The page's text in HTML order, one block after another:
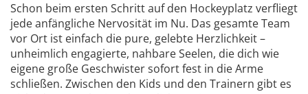
Schon beim ersten Schritt auf den Hockeyplatz verfliegt
jede anfängliche Nervosität im Nu. Das gesamte Team
vor Ort ist einfach die pure, gelebte Herzlichkeit –
unheimlich engagierte, nahbare Seelen, die dich wie
eigene große Geschwister sofort fest in die Arme
schließen. Zwischen den Kids und den Trainern gibt es